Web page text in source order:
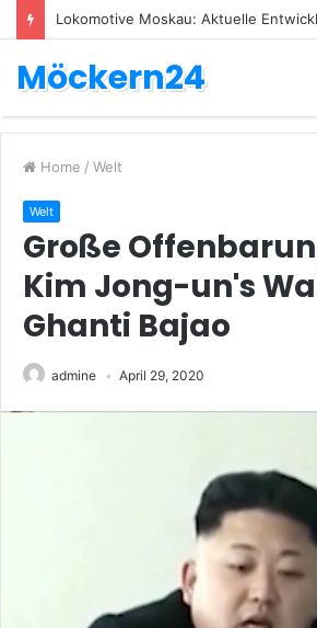
Möckern24
Home / Welt
Welt
Große
Kim Jong-un's
Ghanti Bajao
admine April 29, 2020